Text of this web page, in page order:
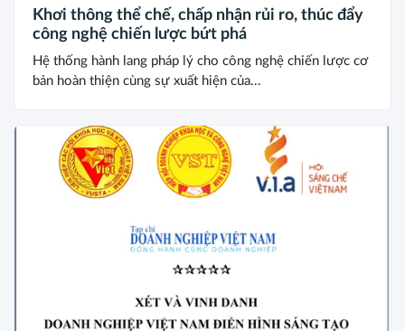
Khơi thông thể chế, chấp nhận rủi ro, thúc đẩy
công nghệ chiến lược bứt phá
Hệ thống hành lang pháp lý cho công nghệ chiến lược cơ
bản hoàn thiện cùng sự xuất hiện của...